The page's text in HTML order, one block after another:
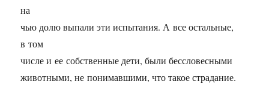
на
чью долю выпали эти испытания. А все остальные,
в том
числе и ее собственные дети, были бессловесными
животными, не понимавшими, что такое страдание.